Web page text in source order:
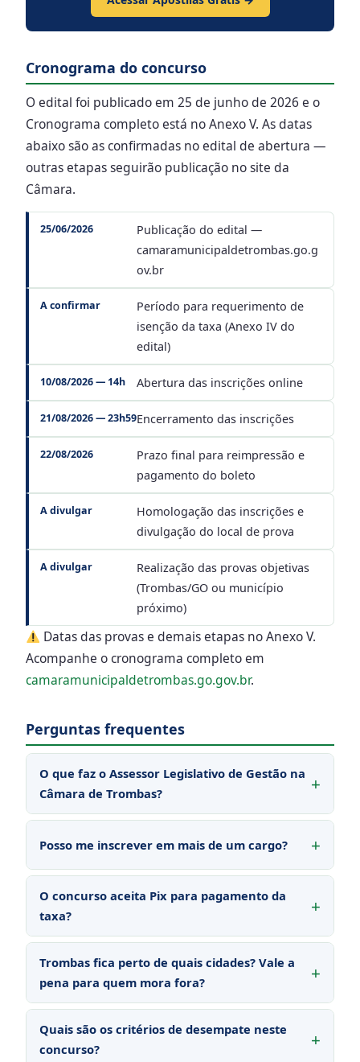
Cronograma do concurso
O edital foi publicado em 25 de junho de 2026 e o
Cronograma completo está no Anexo V. As datas
abaixo são as confirmadas no edital de abertura —
outras etapas seguirão publicação no site da
Câmara.
25/06/2026
Publicação do edital —
camaramunicipaldetrombas.go.g
ov.br
A confirmar
Período para requerimento de
isenção da taxa (Anexo IV do
edital)
10/08/2026 — 14h Abertura das inscrições online
21/08/2026 — 23h59Encerramento das inscrições
22/08/2026
Prazo final para reimpressão e
pagamento do boleto
A divulgar
Homologação das inscrições e
divulgação do local de prova
A divulgar
Realização das provas objetivas
(Trombas/GO ou município
próximo)
Datas das provas e demais etapas no Anexo V.
Acompanhe o cronograma completo em
camaramunicipaldetrombas.go.gov.br.
Perguntas frequentes
O que faz o Assessor Legislativo de Gestão na
Câmara de Trombas?
Posso me inscrever em mais de um cargo?
O concurso aceita Pix para pagamento da
taxa?
Trombas fica perto de quais cidades? Vale a
pena para quem mora fora?
Quais são os critérios de desempate neste
concurso?